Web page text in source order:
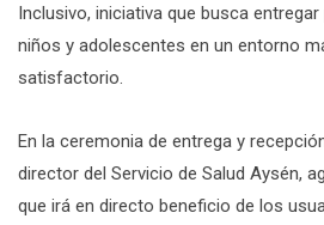
Inclusivo, iniciativa que busca
niños y adolescentes en un entorno
satisfactorio.
En la ceremonia de entrega y
director del Servicio de Salud Aysén,
que irá en directo beneficio de los